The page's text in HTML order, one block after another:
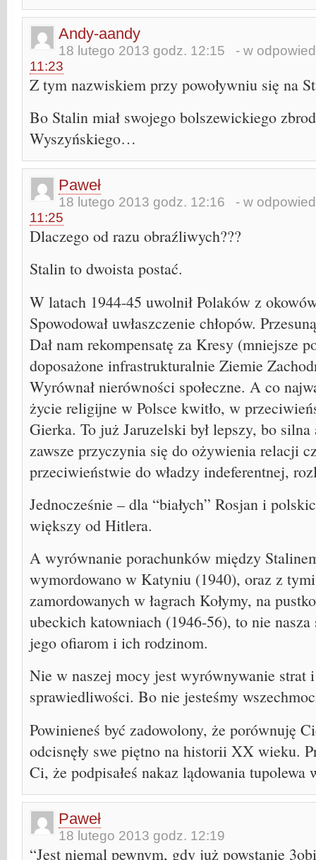
Andy-aandy
18 lutego 2013 godz. 12:15 - w
11:23
Z tym nazwiskiem przy powoływniu się na
Bo Stalin miał swojego bolszewickiego
Wyszyńskiego…
Paweł
18 lutego 2013 godz. 12:16 - w
11:25
Dlaczego od razu obraźliwych???
Stalin to dwoista postać.
W latach 1944-45 uwolnił Polaków z
Spowodował uwłaszczenie chłopów.
Dał nam rekompensatę za Kresy (mniejsze
doposażone infrastrukturalnie Ziemie
Wyrównał nierówności społeczne. A co
życie religijne w Polsce kwitło, w
Gierka. To już Jaruzelski był lepszy, bo silna
zawsze przyczynia się do ożywienia relacji
przeciwieństwie do władzy indeferentnej,
Jednocześnie – dla “białych” Rosjan i
większy od Hitlera.
A wyrównanie porachunków między
wymordowano w Katyniu (1940), oraz z
zamordowanych w łagrach Kołymy, na
ubeckich katowniach (1946-56), to nie nasza
jego ofiarom i ich rodzinom.
Nie w naszej mocy jest wyrównywanie strat
sprawiedliwości. Bo nie jesteśmy
Powinieneś być zadowolony, że porównuję
odcisnęły swe piętno na historii XX wieku.
Ci, że podpisałeś nakaz lądowania
Paweł
18 lutego 2013 godz. 12:19
“Jest niemal pewnym, gdy już powstanie